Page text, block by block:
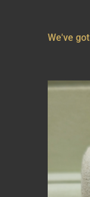
We've got